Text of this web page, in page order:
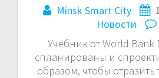
Minsk Smart City
Новости
Учебник от World Bank
спланированы и
образом, чтобы